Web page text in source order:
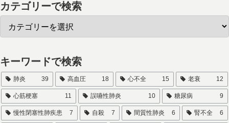
カテゴリーで検索
キーワードで検索
肺炎 39 高血圧 18 心不全 15 老衰 12
心筋梗塞 11 誤嚥性肺炎 10 糖尿病 9
慢性閉塞性肺疾患 7 自殺 7 間質性肺炎 6 腎不全 6